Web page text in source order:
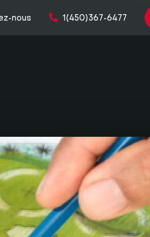
nous 1(450)367-6477